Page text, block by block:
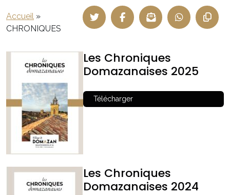
Accueil »
CHRONIQUES
Les Chroniques
Domazanaises 2025
Télécharger
Les Chroniques
Domazanaises 2024